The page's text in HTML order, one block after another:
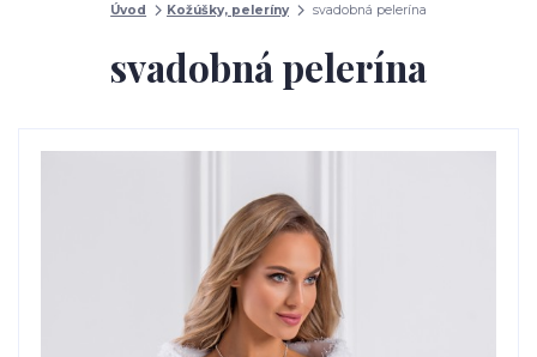
Úvod Kožúšky, peleríny svadobná pelerína
svadobná pelerína